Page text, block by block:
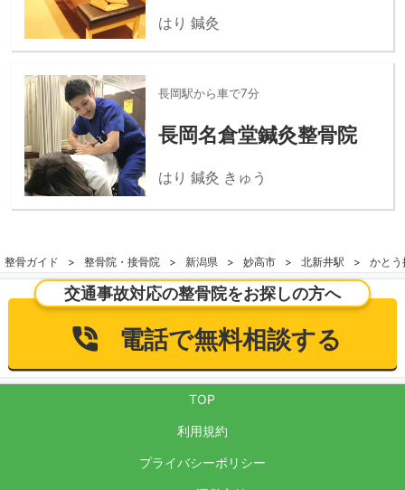
はり 鍼灸
長岡駅から車で7分
長岡名倉堂鍼灸整骨院
はり 鍼灸 きゅう
整骨ガイド 整骨院・接骨院 新潟県 妙高市 北新井駅 かとう
交通事故対応の整骨院をお探しの方へ
電話で無料相談する
TOP
利用規約
プライバシーポリシー